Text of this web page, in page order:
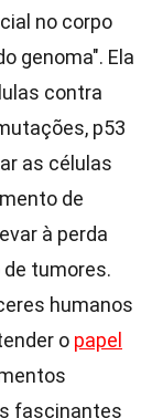
no corpo
genoma". Ela
contra
p53
as células
de
à perda
tumores.
humanos
o papel
fascinantes